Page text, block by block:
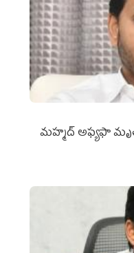
మహ్మద్‌ అఫ్యఫా